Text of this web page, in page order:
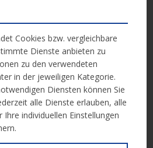
– 31.12.2020
Sie in der folgenden Unterlage:
Cookies bzw. vergleichbare
Dienste anbieten zu
zu den verwendeten
in der jeweiligen Kategorie.
Diensten können Sie
alle Dienste erlauben, alle
individuellen Einstellungen